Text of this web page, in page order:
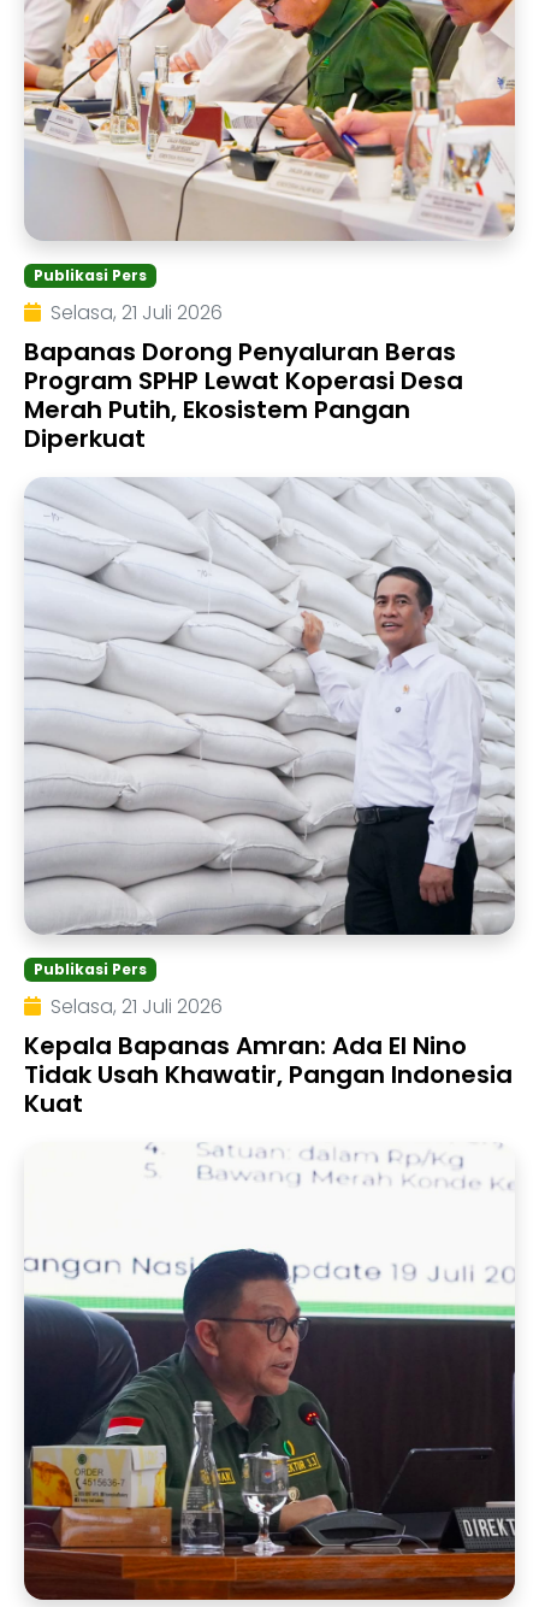
Publikasi Pers
Selasa, 21 Juli 2026
Bapanas Dorong Penyaluran Beras
Program SPHP Lewat Koperasi Desa
Merah Putih, Ekosistem Pangan
Diperkuat
Publikasi Pers
Selasa, 21 Juli 2026
Kepala Bapanas Amran: Ada El Nino
Tidak Usah Khawatir, Pangan Indonesia
Kuat